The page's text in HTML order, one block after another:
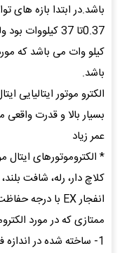
باشد.در ابتدا بازه های
کیلو وات می باشد که
باشد.
الکترو موتور ایتالیایی
بسیار بالا و قدرت
عمر زیاد
* الکتروموتورهای ایتال
ممتازی که در مورد
1- ساخته شده در